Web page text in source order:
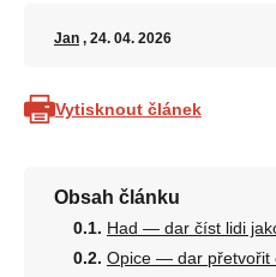
Jan , 24. 04. 2026
Vytisknout článek
Obsah článku
Had — dar číst lidi
Opice — dar přetvořit